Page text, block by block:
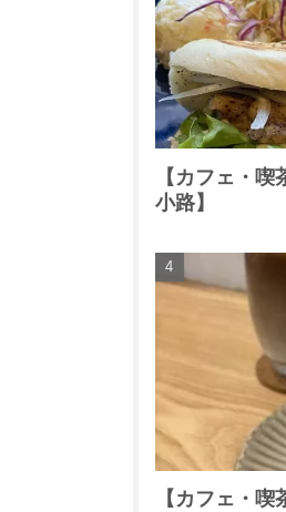
【カフェ・
小路】
【カフェ・喫